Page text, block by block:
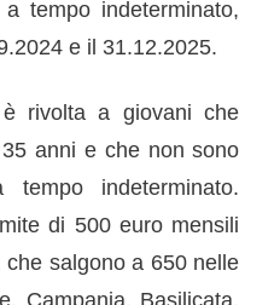
tempo indeterminato,
e il 31.12.2025.
è rivolta a giovani che
anni e che non sono
indeterminato.
di 500 euro mensili
salgono a 650 nelle